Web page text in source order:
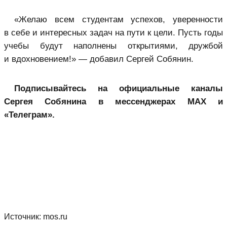
«Желаю всем студентам успехов, уверенности
в себе и интересных задач на пути к цели. Пусть годы
учебы будут наполнены открытиями, дружбой
и вдохновением!» — добавил Сергей Собянин.
Подписывайтесь на официальные каналы
Сергея Собянина в мессенджерах MAXи
«Телеграм».
Источник: mos.ru